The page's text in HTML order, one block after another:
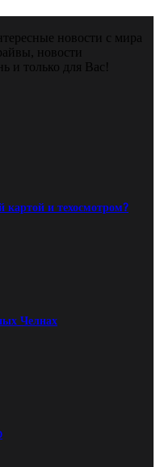
новости с мира
новости
и только для Вас!
картой и техосмотром?
Челнах